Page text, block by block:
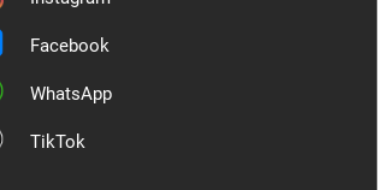
Facebook
WhatsApp
TikTok